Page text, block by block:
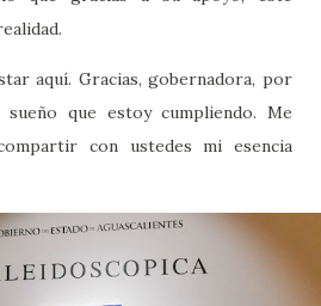
aquí. Gracias, gobernadora, por
que estoy cumpliendo. Me
con ustedes mi esencia